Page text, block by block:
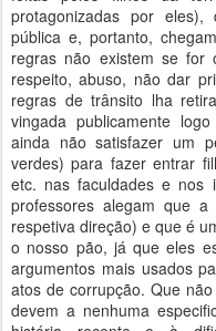
protagonizadas por
pública e, portanto,
regras não existem se
respeito, abuso, não dar
regras de trânsito lha
vingada publicamente
ainda não satisfazer um
verdes) para fazer entrar
etc. nas faculdades e nos
professores alegam que
respetiva direção) e que é
o nosso pão, já que eles
argumentos mais usados
atos de corrupção. Que
devem a nenhuma